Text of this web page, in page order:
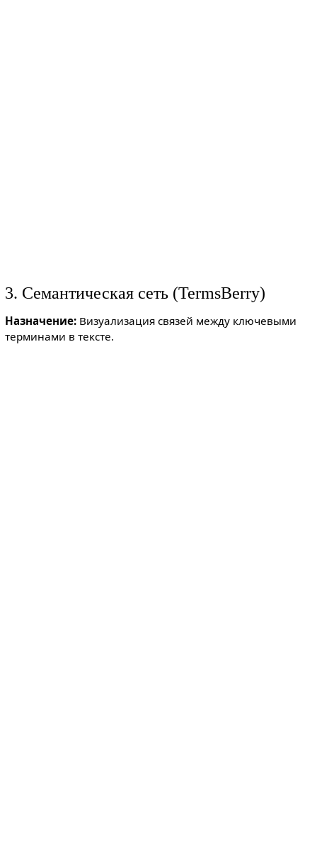
3. Семантическая сеть (TermsBerry)
Назначение:Визуализация связей между ключевыми
терминами в тексте.